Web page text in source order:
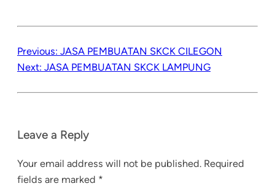
Previous: JASA PEMBUATAN SKCK CILEGON
Next: JASA PEMBUATAN SKCK LAMPUNG
Leave a Reply
Your email address will not be published. Required
fields are marked *